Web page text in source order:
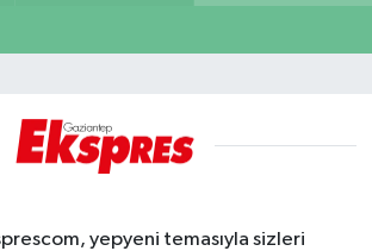
yepyeni temasıyla sizleri